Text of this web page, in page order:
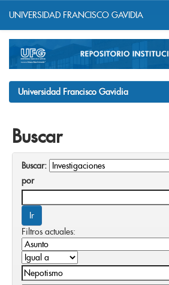
navigation
UNIVERSIDAD FRANCISCO GAVIDIA
Universidad Francisco Gavidia
Buscar
Buscar:
por
Filtros actuales: